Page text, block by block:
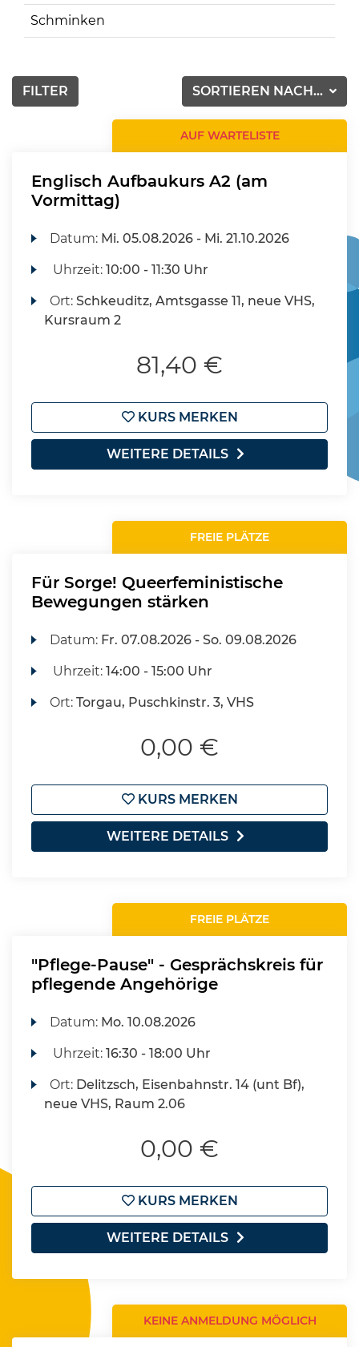
Schminken
SORTIEREN NACH...
FILTER
AUF WARTELISTE
Englisch Aufbaukurs A2 (am
Vormittag)
Datum: Mi. 05.08.2026 - Mi. 21.10.2026
Uhrzeit:10:00 - 11:30 Uhr
Ort:Schkeuditz, Amtsgasse 11, neue VHS,
Kursraum 2
81,40 €
KURS MERKEN
WEITERE DETAILS
FREIE PLÄTZE
Für Sorge! Queerfeministische
Bewegungen stärken
Datum: Fr. 07.08.2026 -So. 09.08.2026
Uhrzeit:14:00 - 15:00 Uhr
Ort:Torgau, Puschkinstr. 3, VHS
0,00 €
KURS MERKEN
WEITERE DETAILS
FREIE PLÄTZE
"Pflege-Pause" - Gesprächskreis für
pflegende Angehörige
Datum: Mo. 10.08.2026
Uhrzeit:16:30 - 18:00 Uhr
Ort: Delitzsch, Eisenbahnstr. 14 (unt Bf),
neue VHS, Raum 2.06
0,00 €
KURS MERKEN
WEITERE DETAILS
KEINE ANMELDUNG MÖGLICH